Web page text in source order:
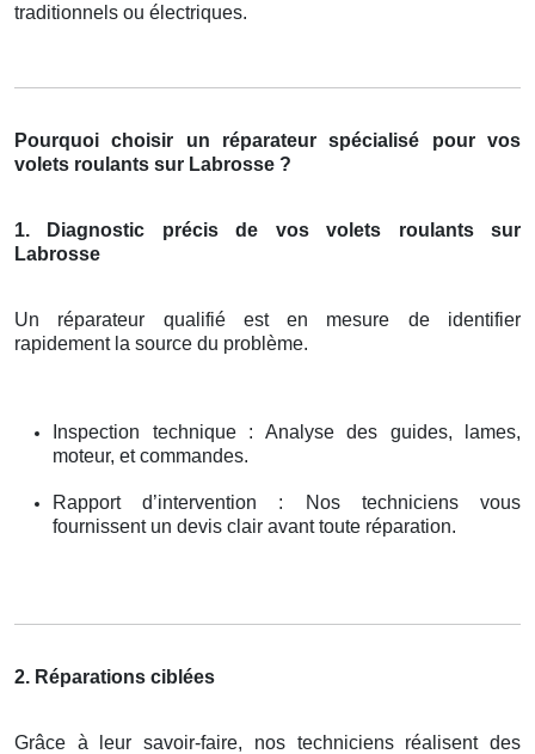
traditionnels ou électriques.
Pourquoi choisir un réparateur spécialisé pour vos
volets roulants sur Labrosse ?
1. Diagnostic précis de vos volets roulants sur
Labrosse
Un réparateur qualifié est en mesure de identifier
rapidement la source du problème.
Inspection technique : Analyse des guides, lames,
moteur, et commandes.
Rapport d’intervention : Nos techniciens vous
fournissent un devis clair avant toute réparation.
2. Réparations ciblées
Grâce à leur savoir-faire, nos techniciens réalisent des